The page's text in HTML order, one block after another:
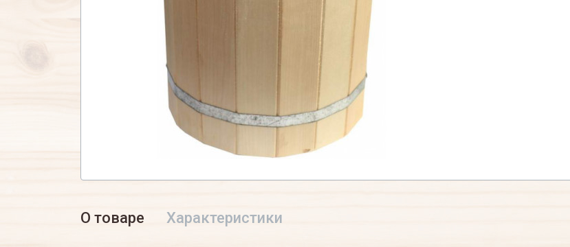
О товаре Характеристики